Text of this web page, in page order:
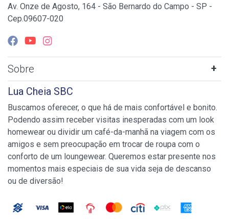
Av. Onze de Agosto, 164 - São Bernardo do Campo - SP -
Cep.09607-020
Sobre
Lua Cheia SBC
Buscamos oferecer, o que há de mais confortável e bonito.
Podendo assim receber visitas inesperadas com um look
homewear ou dividir um café-da-manhã na viagem com os
amigos e sem preocupação em trocar de roupa com o
conforto de um loungewear. Queremos estar presente nos
momentos mais especiais de sua vida seja de descanso
ou de diversão!